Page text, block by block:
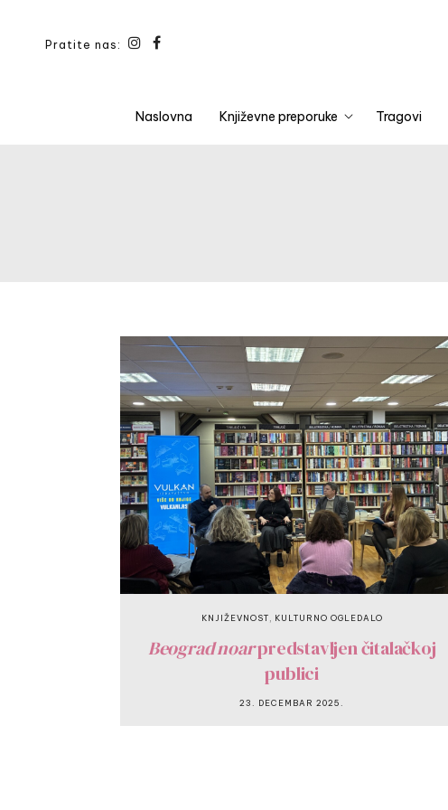
Pratite nas:
Naslovna Književne preporuke Tragovi
KNJIŽEVNOST KULTURNO OGLEDALO
Beograd noarpredstavljen čitalačkoj
publici
23. DECEMBAR 2025.